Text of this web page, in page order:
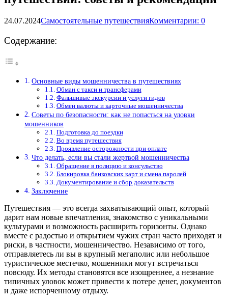
24.07.2024Самостоятельные путешествияКомментарии: 0
Содержание:
Основные виды мошенничества в путешествиях
Обман с такси и трансферами
Фальшивые экскурсии и услуги гидов
Обмен валюты и карточные мошенничества
Советы по безопасности: как не попасться на уловки
мошенников
Подготовка до поездки
Во время путешествия
Проявление осторожности при оплате
Что делать, если вы стали жертвой мошенничества
Обращение в полицию и консульство
Блокировка банковских карт и смена паролей
Документирование и сбор доказательств
Заключение
Путешествия — это всегда захватывающий опыт, который
дарит нам новые впечатления, знакомство с уникальными
культурами и возможность расширить горизонты. Однако
вместе с радостью и открытием чужих стран часто приходят и
риски, в частности, мошенничество. Независимо от того,
отправляетесь ли вы в крупный мегаполис или небольшое
туристическое местечко, мошенники могут встречаться
повсюду. Их методы становятся все изощреннее, а незнание
типичных уловок может привести к потере денег, документов
и даже испорченному отдыху.